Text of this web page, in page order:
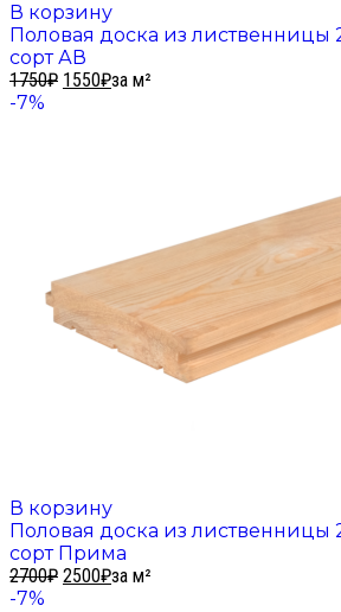
В корзину
Половая доска из лиственницы
сорт АВ
1750₽ 1550₽за м²
-7%
В корзину
Половая доска из лиственницы
сорт Прима
2700₽ 2500₽за м²
-7%